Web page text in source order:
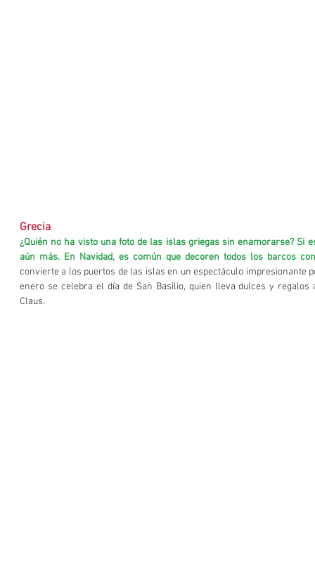
Grecia
¿Quién no ha visto una foto de las islas griegas sin enamorarse? Si
aún más. En Navidad, es común que decoren todos los barcos
convierte a los puertos de las islas en un espectáculo impresionante
enero se celebra el día de San Basilio, quien lleva dulces y
Claus.